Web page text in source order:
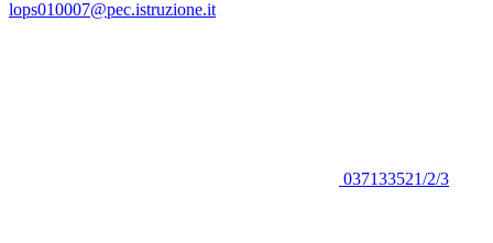
lops010007@pec.istruzione.it
037133521/2/3